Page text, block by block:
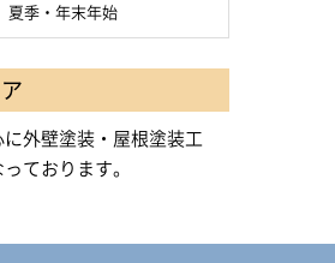
夏季・年末年始
に外壁塗装・屋根塗装工
ております。